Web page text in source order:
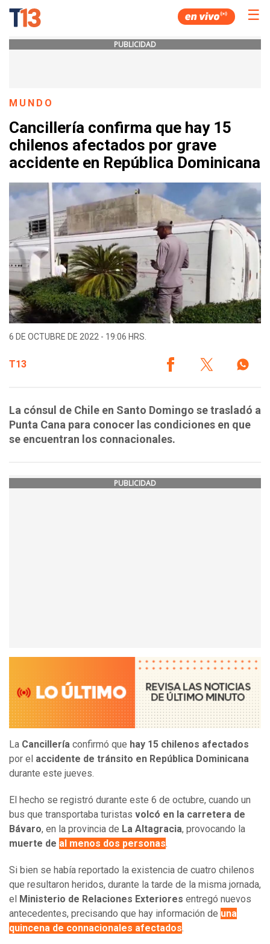
☰
PUBLICIDAD
MUNDO
Cancillería confirma que hay 15
chilenos afectados por grave
accidente en República Dominicana
6 DE OCTUBRE DE 2022 - 19:06 HRS.
T13
La cónsul de Chile en Santo Domingo se trasladó a
Punta Cana para conocer las condiciones en que
se encuentran los connacionales.
PUBLICIDAD
La Cancillería confirmó que hay 15 chilenos afectados
por el accidente de tránsito en República Dominicana
durante este jueves.
El hecho se registró durante este 6 de octubre, cuando un
bus que transportaba turistas volcó en la carretera de
Bávaro, en la provincia de La Altagracia, provocando la
muerte de al menos dos personas.
Si bien se había reportado la existencia de cuatro chilenos
que resultaron heridos, durante la tarde de la misma jornada,
el
Ministerio de Relaciones Exteriores entregó nuevos
antecedentes, precisando que hay información de una
quincena de connacionales afectados.